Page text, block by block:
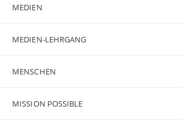
MEDIEN
MEDIEN-LEHRGANG
MENSCHEN
MISSION POSSIBLE